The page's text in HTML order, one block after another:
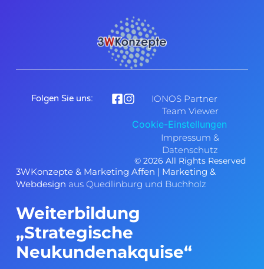
Folgen Sie uns:
IONOS Partner
Team Viewer
Cookie-Einstellungen
Impressum &
Datenschutz
© 2026 All Rights Reserved
3WKonzepte& Marketing Affen | Marketing &
Webdesign aus Quedlinburg und Buchholz
Weiterbildung
„Strategische
Neukundenakquise“